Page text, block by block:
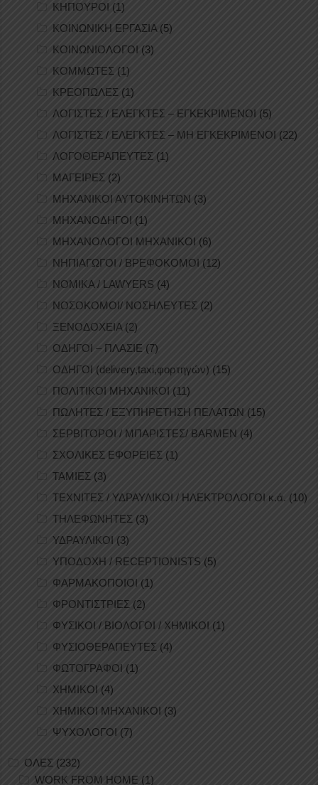
ΚΗΠΟΥΡΟΙ (1)
ΚΟΙΝΩΝΙΚΗ ΕΡΓΑΣΙΑ (5)
ΚΟΙΝΩΝΙΟΛΟΓΟΙ (3)
ΚΟΜΜΩΤΕΣ (1)
ΚΡΕΟΠΩΛΕΣ (1)
ΛΟΓΙΣΤΕΣ / ΕΛΕΓΚΤΕΣ – ΕΓΚΕΚΡΙΜΕΝΟΙ (5)
ΛΟΓΙΣΤΕΣ / ΕΛΕΓΚΤΕΣ – ΜΗ ΕΓΚΕΚΡΙΜΕΝΟΙ (22)
ΛΟΓΟΘΕΡΑΠΕΥΤΕΣ (1)
ΜΑΓΕΙΡΕΣ (2)
ΜΗΧΑΝΙΚΟΙ ΑΥΤΟΚΙΝΗΤΩΝ (3)
ΜΗΧΑΝΟΔΗΓΟΙ (1)
ΜΗΧΑΝΟΛΟΓΟΙ ΜΗΧΑΝΙΚΟΙ (6)
ΝΗΠΙΑΓΩΓΟΙ / ΒΡΕΦΟΚΟΜΟΙ (12)
ΝΟΜΙΚΑ / LAWYERS (4)
ΝΟΣΟΚΟΜΟΙ/ ΝΟΣΗΛΕΥΤΕΣ (2)
ΞΕΝΟΔΟΧΕΙΑ (2)
ΟΔΗΓΟΙ – ΠΛΑΣΙΕ (7)
ΟΔΗΓΟΙ (delivery,taxi,φορτηγών) (15)
ΠΟΛΙΤΙΚΟΙ ΜΗΧΑΝΙΚΟΙ (11)
ΠΩΛΗΤΕΣ / ΕΞΥΠΗΡΕΤΗΣΗ ΠΕΛΑΤΩΝ (15)
ΣΕΡΒΙΤΟΡΟΙ / ΜΠΑΡΙΣΤΕΣ/ BARMEN (4)
ΣΧΟΛΙΚΕΣ ΕΦΟΡΕΙΕΣ (1)
ΤΑΜΙΕΣ (3)
ΤΕΧΝΙΤΕΣ / ΥΔΡΑΥΛΙΚΟΙ / ΗΛΕΚΤΡΟΛΟΓΟΙ κ.ά. (10)
ΤΗΛΕΦΩΝΗΤΕΣ (3)
ΥΔΡΑΥΛΙΚΟΙ (3)
ΥΠΟΔΟΧΗ / RECEPTIONISTS (5)
ΦΑΡΜΑΚΟΠΟΙΟΙ (1)
ΦΡΟΝΤΙΣΤΡΙΕΣ (2)
ΦΥΣΙΚΟΙ / ΒΙΟΛΟΓΟΙ / ΧΗΜΙΚΟΙ (1)
ΦΥΣΙΟΘΕΡΑΠΕΥΤΕΣ (4)
ΦΩΤΟΓΡΑΦΟΙ (1)
ΧΗΜΙΚΟΙ (4)
ΧΗΜΙΚΟΙ ΜΗΧΑΝΙΚΟΙ (3)
ΨΥΧΟΛΟΓΟΙ (7)
ΟΛΕΣ (232)
WORK FROM HOME (1)